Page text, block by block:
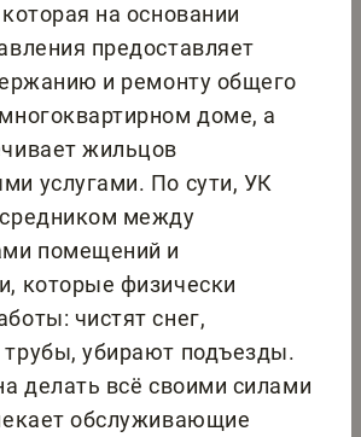
на основании
предоставляет
и ремонту общего
доме, а
жильцов
услугами. По сути, УК
между
помещений и
которые физически
чистят снег,
убирают подъезды.
делать всё своими силами
обслуживающие